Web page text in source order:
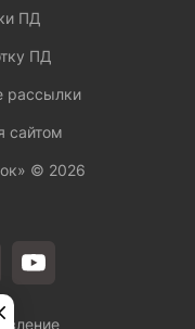
ПД
ПД
рассылки
сайтом
© 2026